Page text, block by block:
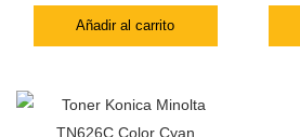
Añadir al carrito